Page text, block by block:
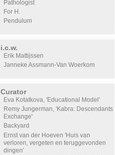
Pathologist
For H.
Pendulum
i.c.w.
Erik Mattijssen
Janneke Assmann-Van Woerkom
Curator
Eva Kotatkova, 'Educational Model'
Remy Jungerman, 'Kabra: Descendants
Exchange'
Backyard
Ernst van der Hoeven 'Huis van
verloren, vergeten en teruggevonden
dingen'